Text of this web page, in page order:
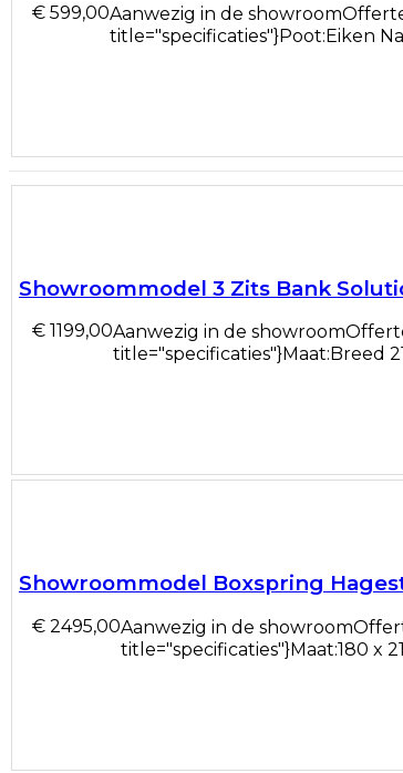
€ 599,00Aanwezig in de
title="specificaties"}Poot:Eiken
Showroommodel 3 Zits Bank
€ 1199,00Aanwezig in de
title="specificaties"}Maat:Breed
Showroommodel Boxspring
€ 2495,00Aanwezig in de
title="specificaties"}Maat:180 x